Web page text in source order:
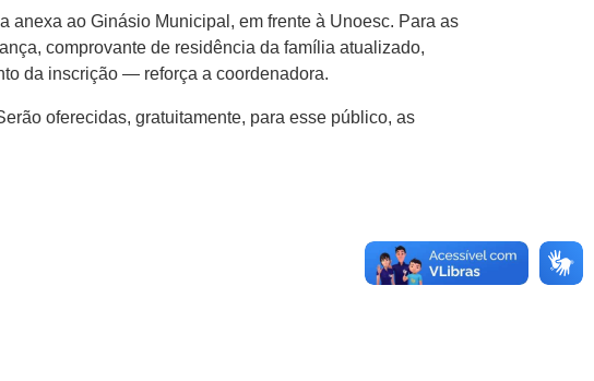
ao Ginásio Municipal, em frente à Unoesc. Para as
comprovante de residência da família atualizado,
da inscrição — reforça a coordenadora.
oferecidas, gratuitamente, para esse público, as